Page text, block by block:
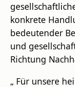
konkrete
bedeutender
und
Richtung
„ Für unsere